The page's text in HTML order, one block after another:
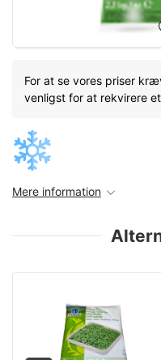
For at se vores priser
venligst for at rekvirere
Mere information